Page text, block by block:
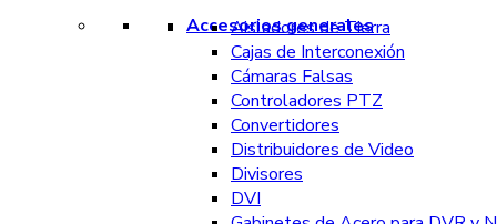
Accesorios generales
Aisladores de Tierra
Cajas de Interconexión
Cámaras Falsas
Controladores PTZ
Convertidores
Distribuidores de Video
Divisores
DVI